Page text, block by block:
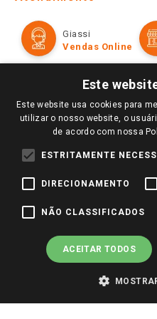
Televendas
Amigo Giassi
Trabalhe Conosco
Identidade Visual
Formas de Pagamento
Políticas de entrega
Trocas e Devoluções
Giassi
Vendas Online
Redes Sociais
Pagamento e
Este
Este website usa cookies para
utilizar o nosso website, o
de acordo com nossa
ESTRITAMENTE
DIRECIONAMENTO
NÃO CLASSIFICADOS
ACEITAR TODOS